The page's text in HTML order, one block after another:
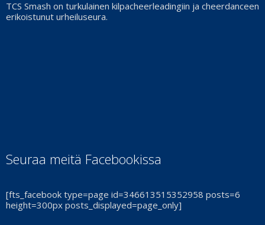
TCS Smash on turkulainen kilpacheerleadingiin ja cheerdanceen
erikoistunut urheiluseura.
Seuraa meitä Facebookissa
[fts_facebook type=page id=346613515352958 posts=6
height=300px posts_displayed=page_only]